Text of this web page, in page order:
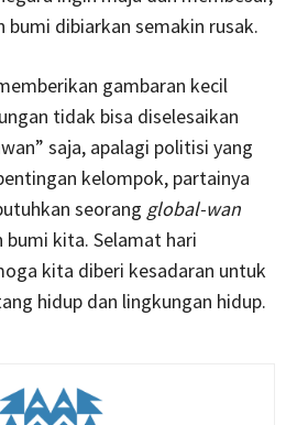
dibiarkan semakin rusak.
gambaran kecil
tidak bisa diselesaikan
saja, apalagi politisi yang
kelompok, partainya
seorang global-wan
kita. Selamat hari
kita diberi kesadaran untuk
hidup dan lingkungan hidup.